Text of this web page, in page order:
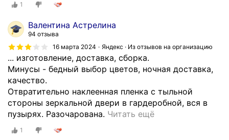
а
н
о
л
о
н
м
е
б
л
и
-
у
1
Валентина Астрелина
94 отзыва
16 марта 2024
Яндекс · Из отзывов на организацию
... изготовление, доставка, сборка.
Минусы - бедный выбор цветов, ночная доставка,
качество.
Отвратительно наклеенная пленка с тыльной
стороны зеркальной двери в гардеробной, вся в
пузырях. Разочарована. Читать ещёП
1